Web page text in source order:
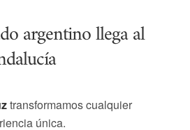
argentino llega al
transformamos cualquier
única.